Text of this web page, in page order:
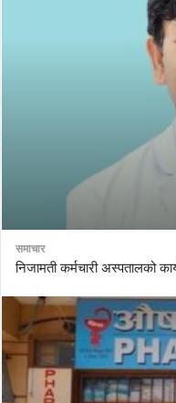
समाचार
निजामती कर्मचारी अस्पतालको